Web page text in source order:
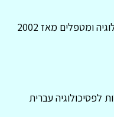
ומטפלים מאז 2002